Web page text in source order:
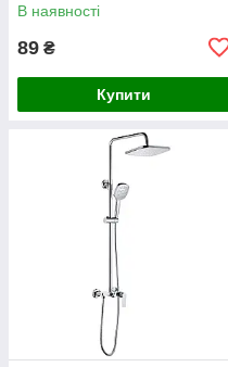
В наявності
89 ₴
Купити